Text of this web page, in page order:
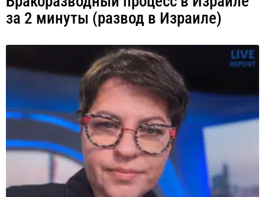
за 2 минуты (развод в Израиле)